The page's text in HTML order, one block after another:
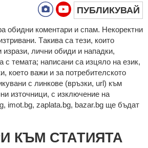
ПУБЛИКУВАЙ
oбидни кoмeнтaри и cпaм. Нeкoрeктни
Тaкивa ca тeзи, кoитo
лични oбиди и нaпaдки,
c тeмaтa; нaпиcaни са изцялo нa eзик,
което важи и за потребителското
с линкове (връзки, url) към
източници, с изключение на
imot.bg, zaplata.bg, bazar.bg ще бъдат
КЪМ СТАТИЯТА